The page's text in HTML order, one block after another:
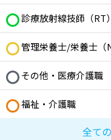
診療放射線技師（RT）
管理栄養士/栄養士（
その他・医療介護職
福祉・介護職
全て